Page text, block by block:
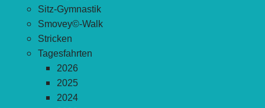
Sitz-Gymnastik
Smovey©-Walk
Stricken
Tagesfahrten
2026
2025
2024